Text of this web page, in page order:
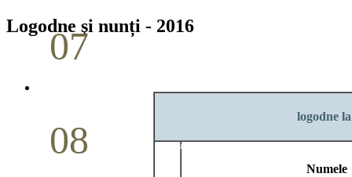
07
08 Studiu biblic pentru tineri
Logodne şi nunți - 2016
logodne
Numele